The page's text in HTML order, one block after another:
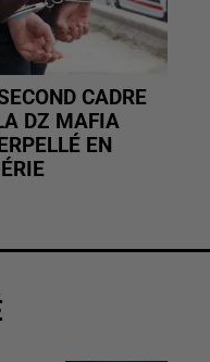
CADRE
DZ MAFIA
EN